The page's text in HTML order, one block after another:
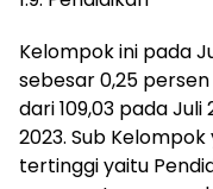
Kelompok ini pada
sebesar 0,25
dari 109,03 pada Juli
2023. Sub
tertinggi yaitu